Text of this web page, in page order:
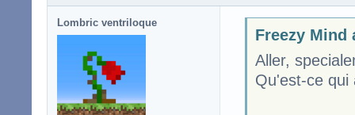
Lombric ventriloque
Freezy Mind
Aller,
Qu'est-ce qui